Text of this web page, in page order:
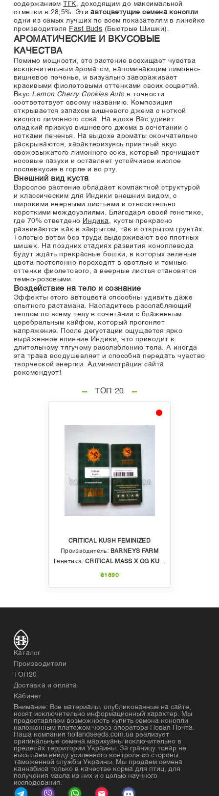
содержанием
ТГК, доходящим до максимальной
отметки в 28,5%. Этиавтоцветущие семена конопли
одни из самых лучших по всем показателям в линейке
производителя Fast Buds (Быстрые Шишки).
АРОМАТИЧЕСКИЕ И ВКУСОВЫЕ
КАЧЕСТВА
Помимо мощности, это растение восхищает чувства
исключительным ароматом, напоминающим лимонно-
вишневое печенье, и визуально завораживает
красивыми фиолетовыми оттенками своих соцветий.
Вкус Lemon Cherry Cookies Autoв точности
соответствует своему названию. Композиция
открывается запахом вишневого джема с ноткой
кислого лимонного сока. На вдохе Вас удивит
сладкий привкус вишневого джема в сочетании с
нотками печенья. На выдохе ароматы окончательно
раскрываются, характеризуясь приятный вкус
свежевыжатого лимонного сока, который прочищает
носовые пазухи и оставляет устойчивое кислое
послевкусие в горле и во рту.
Внешний вид куста
Взрослое растение обладает компактной структурой
и классическим для Индики внешним видом, с
широкими веерными листьями и относительно
короткими междоузлиями. Благодаря своей генетике,
где 70% ответдено Индика, кусты прекрасно
развиваются как в закрытом, так и открытом грунтах.
Толстые ветви без труда выдерживают вес плотных
шишек. На поздних стадиях развития коноплевода
будут ждать прекрасные бошки, в которых зеленые
цвета постепенно переходят в светлые и темные
оттенки фиолетового, а веерные листья становятся
темно-розовыми.
Воздействие на тело и сознание
Эффекты этого автоцвета способны удивить даже
опытного растамана. Насладитесь расслабляющий
теплом по всему телу в сочетании с блаженным
церебральным кайфом, который прогоняет
напряжение. После дегустации ощущается ярко
выраженное влияние Индики, что приводит к
длительному тягучему расслаблению тела. А иногда
эта трава воодушевляет и способна передать чувство
творческой энергии. Администрация сайта
рекомендует!
ТОП 20
CRITICAL KUSH FEMINIZED
Производитель: BARNEYS FARM
Генетика: CRITICAL MASS X OG KUSH
₴1890
Каталог
Производители
ТОП20
Доставка и оплата
Кабинет
Внимание: Все материалы, опубликованные на сайте,
носят исключительно информационный характер. Мы
предоставляем возможность купить семена конопли
наложенным платежом через оператора Новая Почта.
Наша компания hollandseeds.com.ua реализует
оригинальные семена марихуаны исключительно в
пределах территории Украины. За границу товар не
высылаем ввиду усиленного контроля со стороны
таможенной службы Украины. Мы продаем семена
каннабиса только в качестве корма для птиц, для
получения масла из них и с целью научного
исследования.